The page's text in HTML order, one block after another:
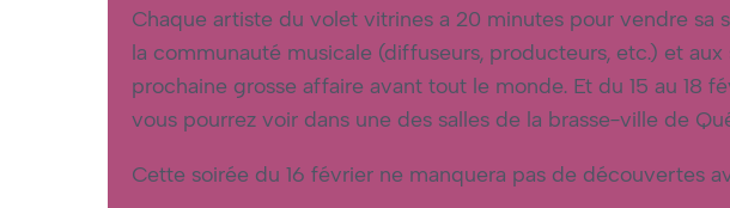
Chaque artiste du volet vitrines a 20 minutes pour vendre sa
la communauté musicale (diffuseurs, producteurs, etc.) et
prochaine grosse affaire avant tout le monde. Et du 15 au 18
vous pourrez voir dans une des salles de la brasse-ville de
Cette soirée du 16 février ne manquera pas de découvertes